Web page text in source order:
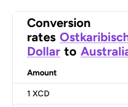
Conversion
rates
Dollar to
Amount
1 XCD